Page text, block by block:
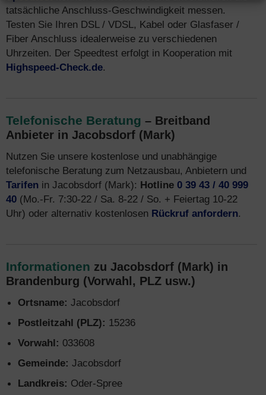
tatsächliche Anschluss-Geschwindigkeit messen.
Testen Sie Ihren DSL / VDSL, Kabel oder Glasfaser /
Fiber Anschluss idealerweise zu verschiedenen
Uhrzeiten. Der Speedtest erfolgt in Kooperation mit
Highspeed-Check.de.
Telefonische Beratung – Breitband
Anbieter in Jacobsdorf (Mark)
Nutzen Sie unsere kostenlose und unabhängige
telefonische Beratung zum Netzausbau, Anbietern und
Tarifen in Jacobsdorf (Mark): Hotline 0 39 43 / 40 999
40 (Mo.-Fr. 7:30-22 / Sa. 8-22 / So. + Feiertag 10-22
Uhr) oder alternativ kostenlosen Rückruf anfordern.
Informationen zu Jacobsdorf (Mark) in
Brandenburg (Vorwahl, PLZ usw.)
Ortsname: Jacobsdorf
Postleitzahl (PLZ): 15236
Vorwahl: 033608
Gemeinde: Jacobsdorf
Landkreis: Oder-Spree